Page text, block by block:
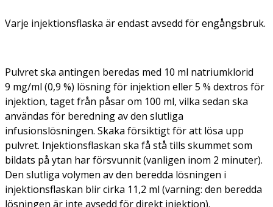
Varje injektionsflaska är endast avsedd för engångsbruk.
Pulvret ska antingen beredas med 10 ml natriumklorid
9 mg/ml (0,9 %) lösning för injektion eller 5 % dextros för
injektion, taget från påsar om 100 ml, vilka sedan ska
användas för beredning av den slutliga
infusionslösningen. Skaka försiktigt för att lösa upp
pulvret. Injektionsflaskan ska få stå tills skummet som
bildats på ytan har försvunnit (vanligen inom 2 minuter).
Den slutliga volymen av den beredda lösningen i
injektionsflaskan blir cirka 11,2 ml (varning: den beredda
lösningen är inte avsedd för direkt injektion).